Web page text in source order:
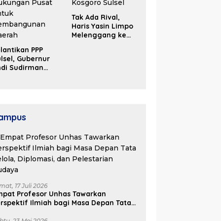
PPP
Gubernur
Sudirman
Tak Ada Rival,
Haris Yasin Limpo
Melenggang ke
17 Juli 2026
Profesor Unhas Tawarkan
Ilmiah bagi Masa Depan Tata